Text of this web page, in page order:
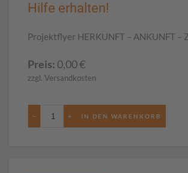
Hilfe erhalten!
Projektflyer HERKUNFT – ANKUNFT –
Preis: 0,00€
zzgl. Versandkosten
− +